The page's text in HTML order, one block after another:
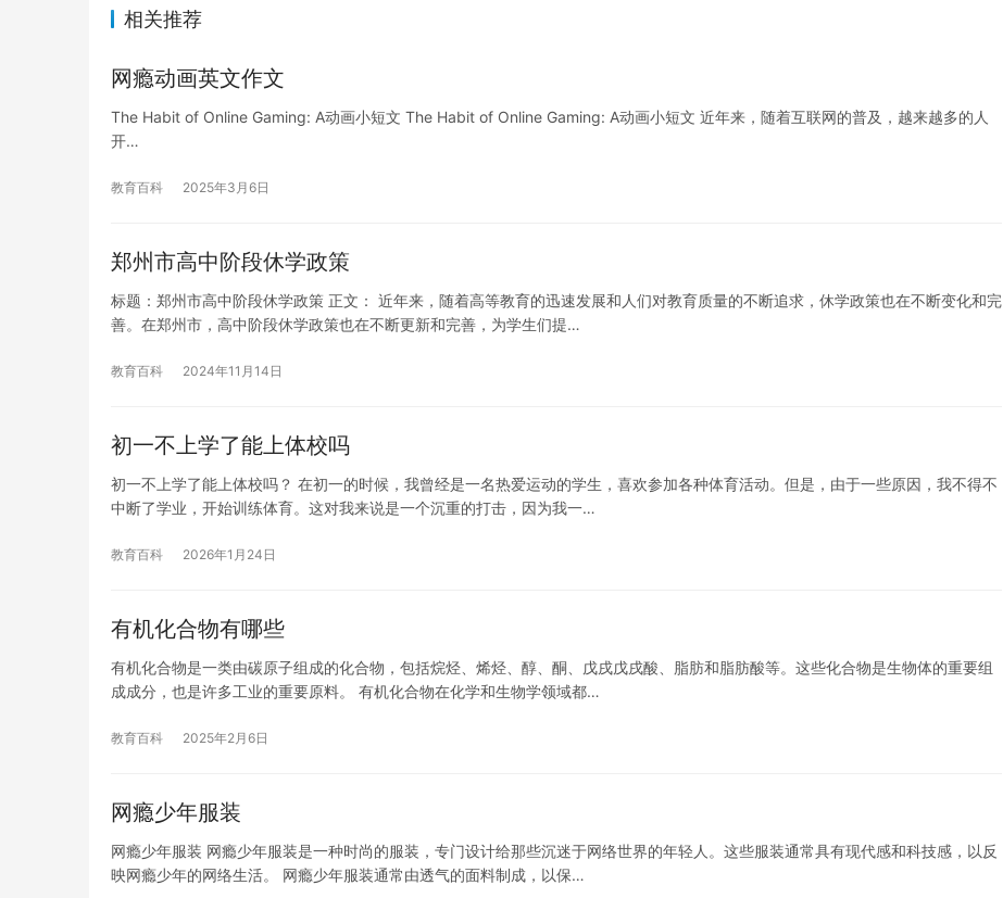
相关推荐
网瘾动画英文作文
The Habit of Online Gaming: A动画小短文 The Habit of Online Gaming: A动画小短文 近年来，随着互联网的普及，越来越多的人
开…
教育百科 2025年3月6日
郑州市高中阶段休学政策
标题：郑州市高中阶段休学政策 正文： 近年来，随着高等教育的迅速发展和人们对教育质量的不断追求，休学政策也在不断变化和完
善。在郑州市，高中阶段休学政策也在不断更新和完善，为学生们提…
教育百科 2024年11月14日
初一不上学了能上体校吗
初一不上学了能上体校吗？ 在初一的时候，我曾经是一名热爱运动的学生，喜欢参加各种体育活动。但是，由于一些原因，我不得不
中断了学业，开始训练体育。这对我来说是一个沉重的打击，因为我一…
教育百科 2026年1月24日
有机化合物有哪些
有机化合物是一类由碳原子组成的化合物，包括烷烃、烯烃、醇、酮、戊戌戊戌酸、脂肪和脂肪酸等。这些化合物是生物体的重要组
成成分，也是许多工业的重要原料。 有机化合物在化学和生物学领域都…
教育百科 2025年2月6日
网瘾少年服装
网瘾少年服装 网瘾少年服装是一种时尚的服装，专门设计给那些沉迷于网络世界的年轻人。这些服装通常具有现代感和科技感，以反
映网瘾少年的网络生活。 网瘾少年服装通常由透气的面料制成，以保…